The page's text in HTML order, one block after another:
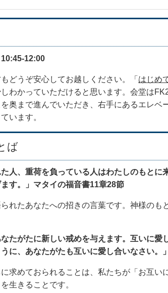
12:00
どうぞ安心してお越しください。「 はじめ
わかっていただけると思います。会堂は
奥まで進んでいただき、右手にあるエレベ
います。
ば
た人、重荷を負っている人はわたしのもとに
す。」マタイの福音書11章28節
れたあなたへの招きの言葉です。神様のも
なたがたに新しい戒めを与えます。互いに
に、あなたがたも互いに愛し合いなさい
求めておられることは、私たちが「お互い
生きることです。